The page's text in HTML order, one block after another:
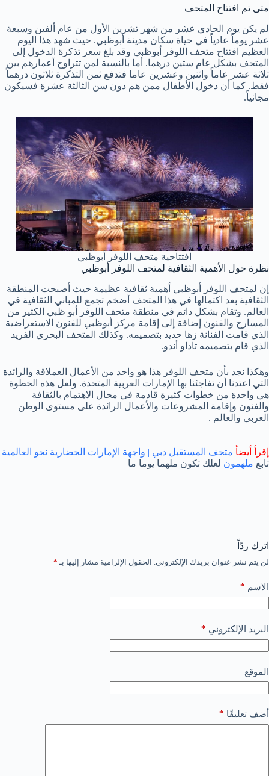
متى تم افتتاح المتحف
لم يكن يوم الحادي عشر من شهر تشرين الأول من عام ألفين وسبعة
عشر يوماً عادياً في حياة سكان مدينة أبوظبي. حيث شهد هذا اليوم
العظيم افتتاح متحف اللوفر أبوظبي وقد بلغ سعر تذكرة الدخول إلى
المتحف بشكل عام ستين درهما. أما بالنسبة لمن تتراوح أعمارهم بين
ثلاثة عشر عاماً واثنين وعشرين عاما فتدفع ثمن التذكرة ثلاثون درهماً
فقط. كما أن دخول الأطفال ممن هم دون سن الثالثة عشرة فسيكون
مجانياً.
افتتاحية متحف اللوفر أبوظبي
نظرة حول الأهمية الثقافية لمتحف اللوفر أبوظبي
إن لمتحف اللوفر أبوظبي أهمية ثقافية عظيمة حيث أصبحت المنطقة
الثقافية بعد اكتمالها في هذا المتحف أضخم تجمع للمباني الثقافية في
العالم. وتقام بشكل دائم في منطقة متحف اللوفر أبو ظبي الكثير من
المسارح والفنون إضافة إلى إقامة مركز أبوظبي للفنون الاستعراضية
الذي قامت الفنانة زها حديد بتصميمه. وكذلك المتحف البحري الفريد
الذي قام بتصميمه تاداو أندو.
وهكذا نجد بأن متحف اللوفر هذا هو واحد من الأعمال العملاقة والرائدة
التي اعتدنا أن تفاجئنا بها الإمارات العربية المتحدة. ولعل هذه الخطوة
هي واحدة من خطوات كثيرة قادمة في مجال الاهتمام بالثقافة
والفنون وإقامة المشروعات والأعمال الرائدة على مستوى الوطن
العربي والعالم .
إقرأ أيضأ متحف المستقبل دبي | واجهة الإمارات الحضارية نحو العالمية
تابع ملهمون لعلك تكون ملهما يوما ما
اترك ردّاً
لن يتم نشر عنوان بريدك الإلكتروني. الحقول الإلزامية مشار إليها بـ *
الاسم *
البريد الإلكتروني *
الموقع
أضف تعليقًا *